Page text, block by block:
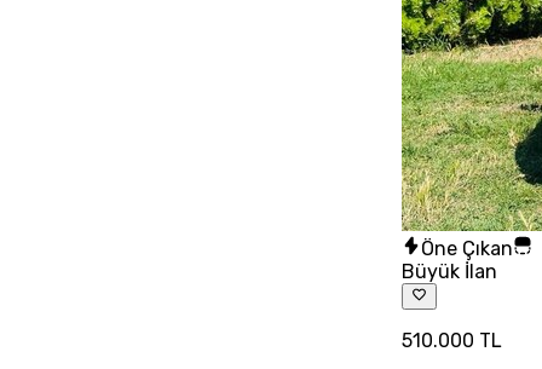
Öne Çıkan
Büyük İlan
510.000 TL